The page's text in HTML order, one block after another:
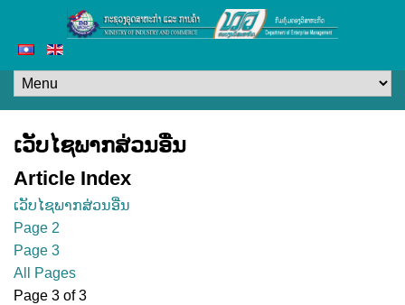
ເວັບໄຊພາກສ່ວນອື່ນ
Article Index
ເວັບໄຊພາກສ່ວນອື່ນ
Page 2
Page 3
All Pages
Page 3 of 3